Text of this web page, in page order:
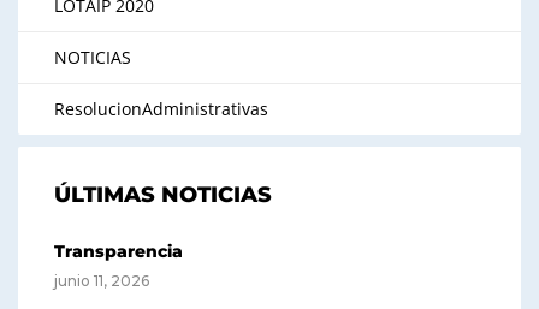
LOTAIP 2020
NOTICIAS
ResolucionAdministrativas
ÚLTIMAS NOTICIAS
Transparencia
junio 11, 2026